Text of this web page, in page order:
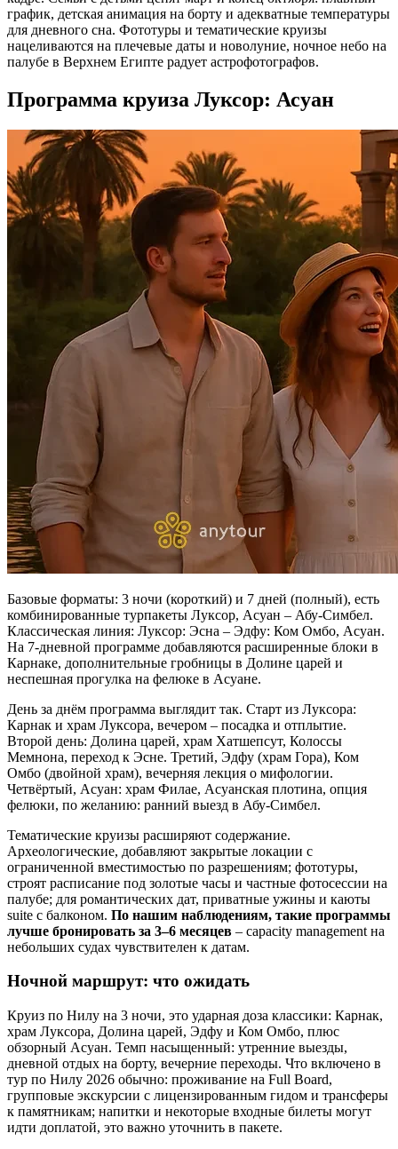
график, детская анимация на борту и адекватные температуры
для дневного сна. Фототуры и тематические круизы
нацеливаются на плечевые даты и новолуние, ночное небо на
палубе в Верхнем Египте радует астрофотографов.
Программа круиза Луксор: Асуан
Базовые форматы: 3 ночи (короткий) и 7 дней (полный), есть
комбинированные турпакеты Луксор, Асуан – Абу‑Симбел.
Классическая линия: Луксор: Эсна – Эдфу: Ком Омбо, Асуан.
На 7‑дневной программе добавляются расширенные блоки в
Карнаке, дополнительные гробницы в Долине царей и
неспешная прогулка на фелюке в Асуане.
День за днём программа выглядит так. Старт из Луксора:
Карнак и храм Луксора, вечером – посадка и отплытие.
Второй день: Долина царей, храм Хатшепсут, Колоссы
Мемнона, переход к Эсне. Третий, Эдфу (храм Гора), Ком
Омбо (двойной храм), вечерняя лекция о мифологии.
Четвёртый, Асуан: храм Филае, Асуанская плотина, опция
фелюки, по желанию: ранний выезд в Абу‑Симбел.
Тематические круизы расширяют содержание.
Археологические, добавляют закрытые локации с
ограниченной вместимостью по разрешениям; фототуры,
строят расписание под золотые часы и частные фотосессии на
палубе; для романтических дат, приватные ужины и каюты
suite с балконом. По нашим наблюдениям, такие программы
лучше бронировать за 3–6 месяцев – capacity management на
небольших судах чувствителен к датам.
Ночной маршрут: что ожидать
Круиз по Нилу на 3 ночи, это ударная доза классики: Карнак,
храм Луксора, Долина царей, Эдфу и Ком Омбо, плюс
обзорный Асуан. Темп насыщенный: утренние выезды,
дневной отдых на борту, вечерние переходы. Что включено в
тур по Нилу 2026 обычно: проживание на Full Board,
групповые экскурсии с лицензированным гидом и трансферы
к памятникам; напитки и некоторые входные билеты могут
идти доплатой, это важно уточнить в пакете.